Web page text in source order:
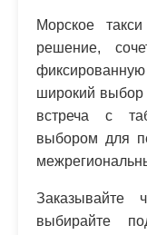
Морское
решение,
широкий выбор
встреча с
выбором для
Заказывайте
выбирайте